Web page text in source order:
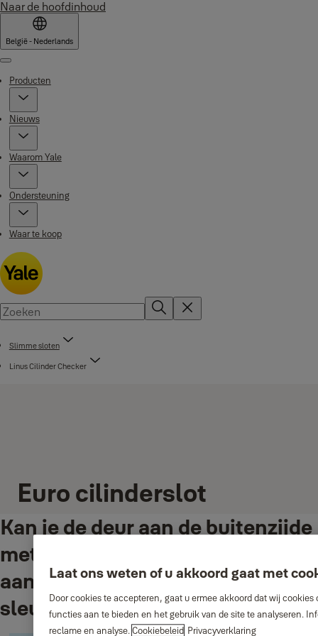
Naar de hoofdinhoud
België - Nederlands
Menu
Producten
Nieuws
Waarom Yale
Ondersteuning
Waar te koop
Slimme sloten
Linus Cilinder Checker
Euro cilinderslot
Kan je de deur aan de buitenzijde
met een sleutel openen als er
aan de binnenzijde ook een
sleutel in zit?
Laat ons weten of u akkoord gaat met
Door cookies te accepteren, gaat u ermee akkoord dat wij
functies aan te bieden en het gebruik van de site te analyseren.
reclame en analyse.Cookiebeleid Privacyverklaring